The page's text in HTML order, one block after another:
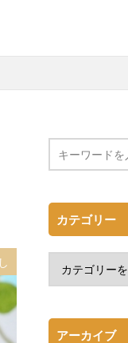
カテゴリー
アーカイブ